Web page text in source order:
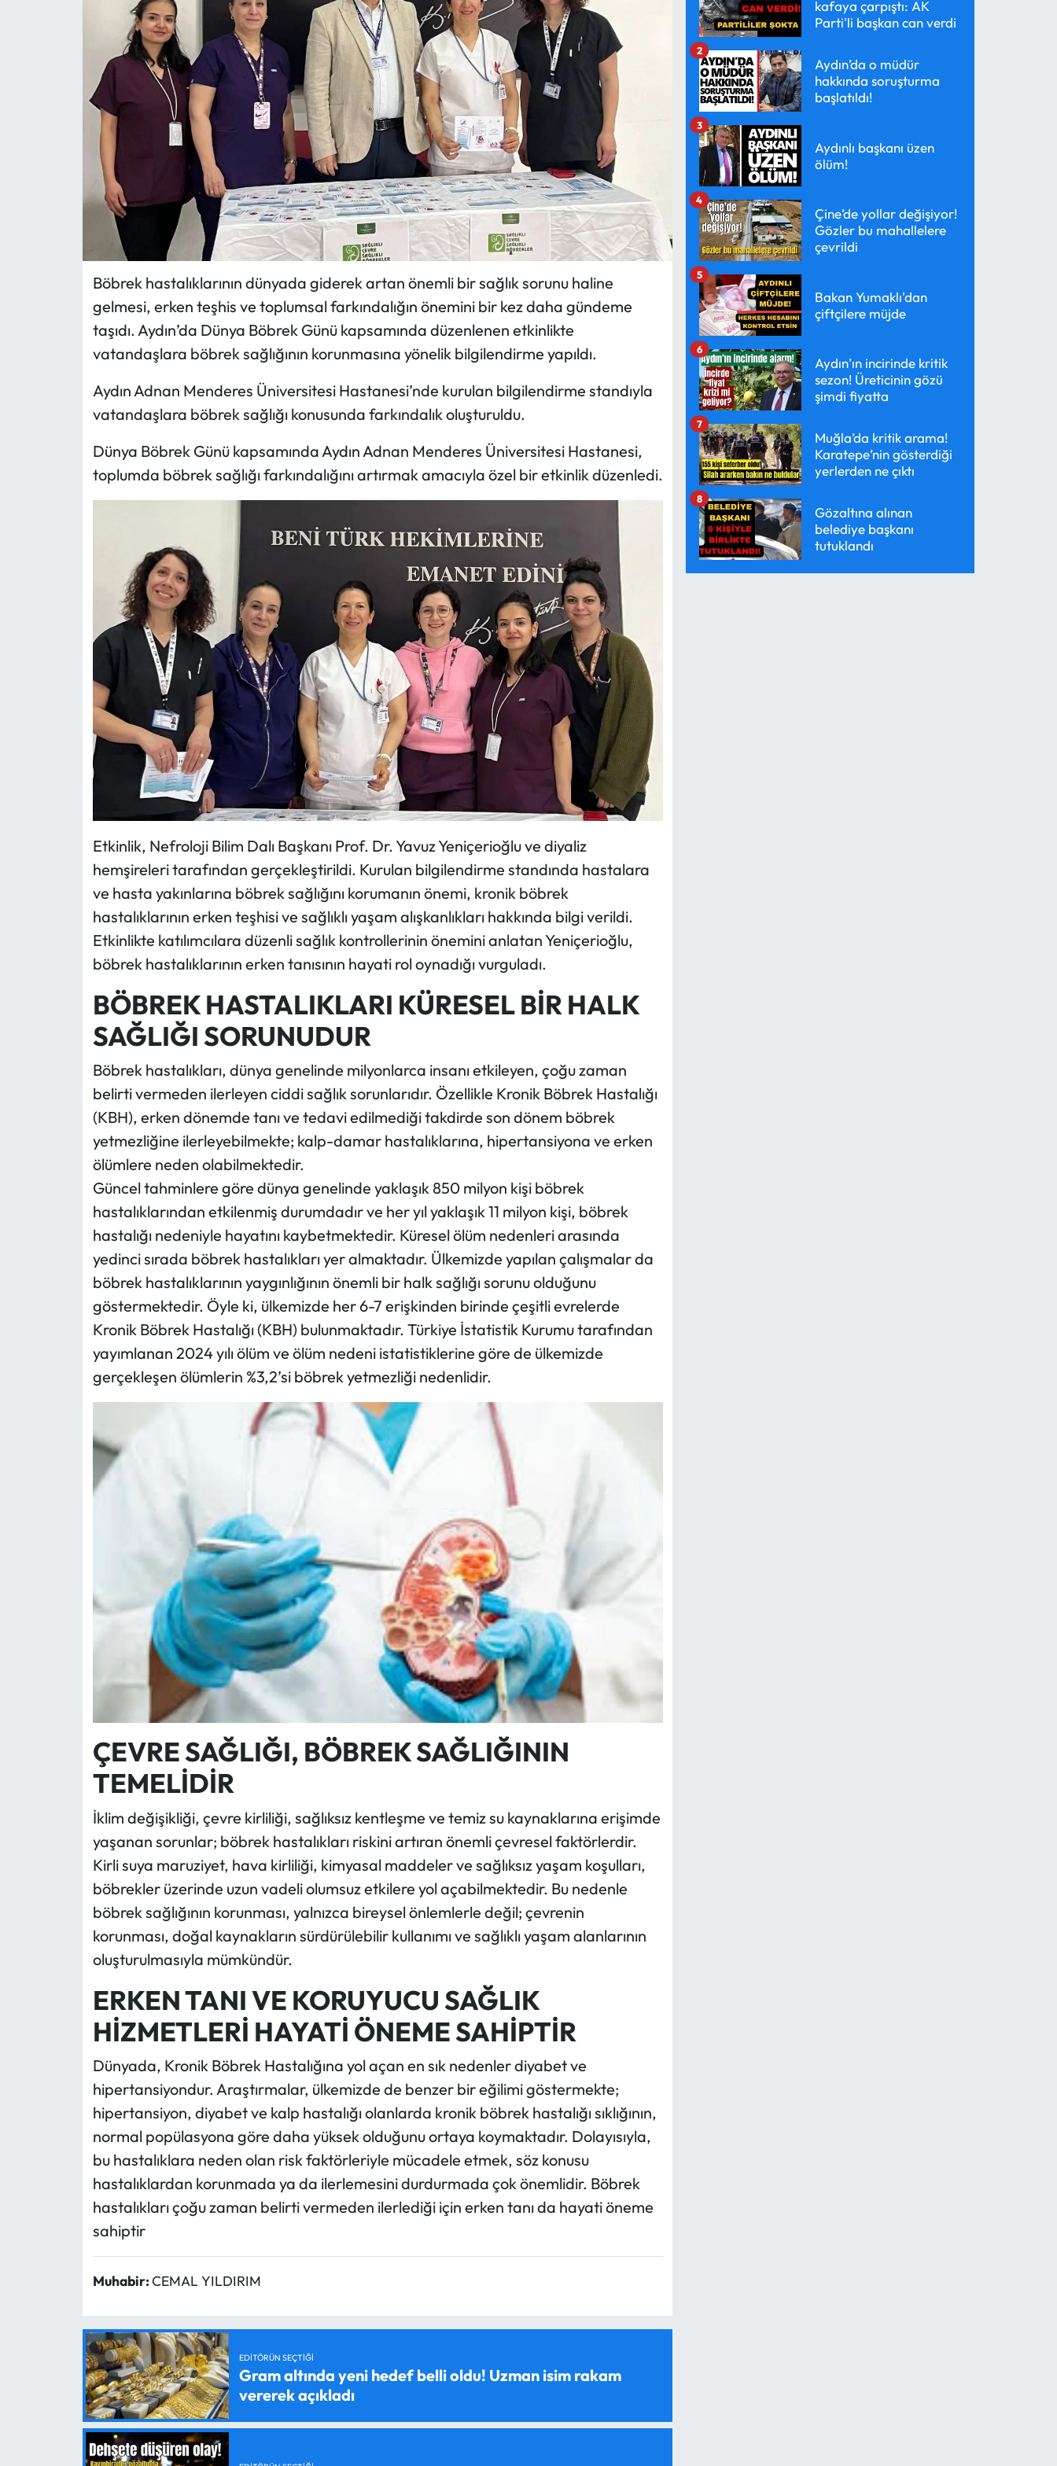
Böbrek hastalıklarının dünyada giderek artan önemli bir sağlık sorunu haline
gelmesi, erken teşhis ve toplumsal farkındalığın önemini bir kez daha gündeme
taşıdı. Aydın’da Dünya Böbrek Günü kapsamında düzenlenen etkinlikte
vatandaşlara böbrek sağlığının korunmasına yönelik bilgilendirme yapıldı.
Aydın Adnan Menderes Üniversitesi Hastanesi’nde kurulan bilgilendirme standıyla
vatandaşlara böbrek sağlığı konusunda farkındalık oluşturuldu.
Dünya Böbrek Günü kapsamında Aydın Adnan Menderes Üniversitesi Hastanesi,
toplumda böbrek sağlığı farkındalığını artırmak amacıyla özel bir etkinlik düzenledi.
Etkinlik, Nefroloji Bilim Dalı Başkanı Prof. Dr. Yavuz Yeniçerioğlu ve diyaliz
hemşireleri tarafından gerçekleştirildi. Kurulan bilgilendirme standında hastalara
ve hasta yakınlarına böbrek sağlığını korumanın önemi, kronik böbrek
hastalıklarının erken teşhisi ve sağlıklı yaşam alışkanlıkları hakkında bilgi verildi.
Etkinlikte katılımcılara düzenli sağlık kontrollerinin önemini anlatan Yeniçerioğlu,
böbrek hastalıklarının erken tanısının hayati rol oynadığı vurguladı.
BÖBREK HASTALIKLARI KÜRESEL BİR HALK
SAĞLIĞI SORUNUDUR
Böbrek hastalıkları, dünya genelinde milyonlarca insanı etkileyen, çoğu zaman
belirti vermeden ilerleyen ciddi sağlık sorunlarıdır. Özellikle Kronik Böbrek Hastalığı
(KBH), erken dönemde tanı ve tedavi edilmediği takdirde son dönem böbrek
yetmezliğine ilerleyebilmekte; kalp-damar hastalıklarına, hipertansiyona ve erken
ölümlere neden olabilmektedir.
Güncel tahminlere göre dünya genelinde yaklaşık 850 milyon kişi böbrek
hastalıklarından etkilenmiş durumdadır ve her yıl yaklaşık 11 milyon kişi, böbrek
hastalığı nedeniyle hayatını kaybetmektedir. Küresel ölüm nedenleri arasında
yedinci sırada böbrek hastalıkları yer almaktadır. Ülkemizde yapılan çalışmalar da
böbrek hastalıklarının yaygınlığının önemli bir halk sağlığı sorunu olduğunu
göstermektedir. Öyle ki, ülkemizde her 6-7 erişkinden birinde çeşitli evrelerde
Kronik Böbrek Hastalığı (KBH) bulunmaktadır. Türkiye İstatistik Kurumu tarafından
yayımlanan 2024 yılı ölüm ve ölüm nedeni istatistiklerine göre de ülkemizde
gerçekleşen ölümlerin %3,2’si böbrek yetmezliği nedenlidir.
ÇEVRE SAĞLIĞI, BÖBREK SAĞLIĞININ
TEMELİDİR
İklim değişikliği, çevre kirliliği, sağlıksız kentleşme ve temiz su kaynaklarına erişimde
yaşanan sorunlar; böbrek hastalıkları riskini artıran önemli çevresel faktörlerdir.
Kirli suya maruziyet, hava kirliliği, kimyasal maddeler ve sağlıksız yaşam koşulları,
böbrekler üzerinde uzun vadeli olumsuz etkilere yol açabilmektedir. Bu nedenle
böbrek sağlığının korunması, yalnızca bireysel önlemlerle değil; çevrenin
korunması, doğal kaynakların sürdürülebilir kullanımı ve sağlıklı yaşam alanlarının
oluşturulmasıyla mümkündür.
ERKEN TANI VE KORUYUCU SAĞLIK
HİZMETLERİ HAYATİ ÖNEME SAHİPTİR
Dünyada, Kronik Böbrek Hastalığına yol açan en sık nedenler diyabet ve
hipertansiyondur. Araştırmalar, ülkemizde de benzer bir eğilimi göstermekte;
hipertansiyon, diyabet ve kalp hastalığı olanlarda kronik böbrek hastalığı sıklığının,
normal popülasyona göre daha yüksek olduğunu ortaya koymaktadır. Dolayısıyla,
bu hastalıklara neden olan risk faktörleriyle mücadele etmek, söz konusu
hastalıklardan korunmada ya da ilerlemesini durdurmada çok önemlidir. Böbrek
hastalıkları çoğu zaman belirti vermeden ilerlediği için erken tanı da hayati öneme
sahiptir
Muhabir:CEMAL YILDIRIM
EDITÖRÜN SEÇTIĞI
Gram altında yeni hedef belli oldu! Uzman isim rakam
vererek açıkladı
kafaya çarpıştı: AK
Parti'li başkan can verdi
Aydın’da o müdür
hakkında soruşturma
başlatıldı!
2
Aydınlı başkanı üzen
ölüm!
3
Çine’de yollar değişiyor!
Gözler bu mahallelere
çevrildi
4
Bakan Yumaklı'dan
çiftçilere müjde
5
Aydın’ın incirinde kritik
sezon! Üreticinin gözü
şimdi fiyatta
6
Muğla’da kritik arama!
Karatepe’nin gösterdiği
yerlerden ne çıktı
7
Gözaltına alınan
belediye başkanı
tutuklandı
8
SİYASET
RESMİ İLANLAR
HABER İLAN